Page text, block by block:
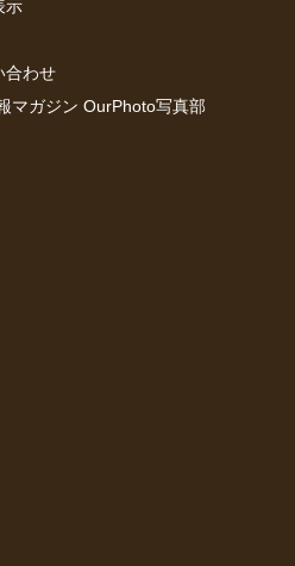
示
合わせ
マガジン OurPhoto写真部